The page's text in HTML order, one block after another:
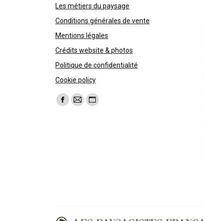
Les métiers du paysage
Conditions générales de vente
Mentions légales
Crédits website & photos
Politique de confidentialité
Cookie policy
Trouvez nous sur :
La
La
La